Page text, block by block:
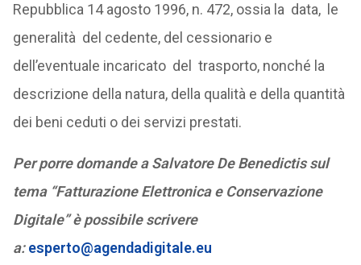
Repubblica 14 agosto 1996, n. 472, ossia la data, le
generalità del cedente, del cessionario e
dell’eventuale incaricato del trasporto, nonché la
descrizione della natura, della qualità e della quantità
dei beni ceduti o dei servizi prestati.
Per porre domande a Salvatore De Benedictis sul
tema “Fatturazione Elettronica e Conservazione
Digitale” è possibile scrivere
a:esperto@agendadigitale.eu